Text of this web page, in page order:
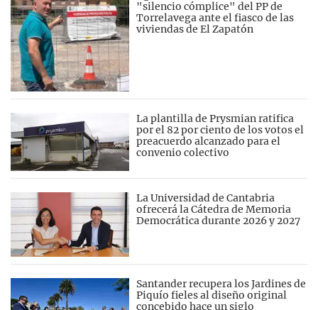
"silencio cómplice" del PP de
Torrelavega ante el fiasco de las
viviendas de El Zapatón
La plantilla de Prysmian ratifica
por el 82 por ciento de los votos el
preacuerdo alcanzado para el
convenio colectivo
La Universidad de Cantabria
ofrecerá la Cátedra de Memoria
Democrática durante 2026 y 2027
Santander recupera los Jardines de
Piquío fieles al diseño original
concebido hace un siglo